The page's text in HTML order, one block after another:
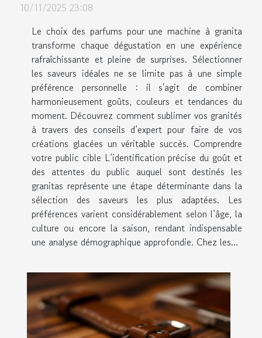
10/11/2025 23:08
Le choix des parfums pour une machine à granita
transforme chaque dégustation en une expérience
rafraîchissante et pleine de surprises. Sélectionner
les saveurs idéales ne se limite pas à une simple
préférence personnelle : il s'agit de combiner
harmonieusement goûts, couleurs et tendances du
moment. Découvrez comment sublimer vos granités
à travers des conseils d’expert pour faire de vos
créations glacées un véritable succès. Comprendre
votre public cible L’identification précise du goût et
des attentes du public auquel sont destinés les
granitas représente une étape déterminante dans la
sélection des saveurs les plus adaptées. Les
préférences varient considérablement selon l’âge, la
culture ou encore la saison, rendant indispensable
une analyse démographique approfondie. Chez les...